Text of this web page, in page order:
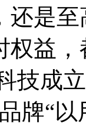
是
权益
成立
牌“